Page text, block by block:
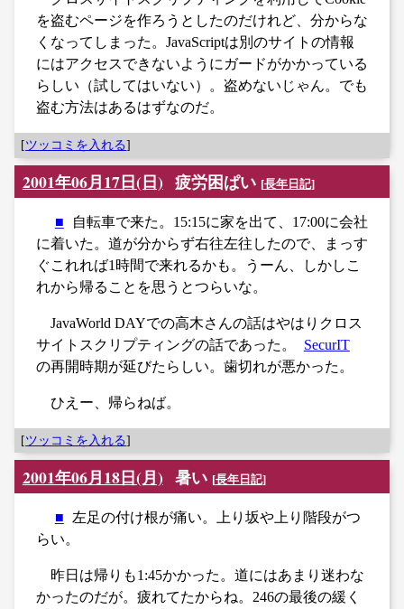
を盗むページを作ろうとしたのだけれど、分からな
くなってしまった。JavaScriptは別のサイトの情報
にはアクセスできないようにガードがかかっている
らしい（試してはいない）。盗めないじゃん。でも
盗む方法はあるはずなのだ。
[ツッコミを入れる]
2001年06月17日(日) 疲労困ぱい [長年日記]
■
自転車で来た。15:15に家を出て、17:00に会社
に着いた。道が分からず右往左往したので、まっす
ぐこれれば1時間で来れるかも。うーん、しかしこ
れから帰ることを思うとつらいな。
JavaWorld DAYでの高木さんの話はやはりクロス
サイトスクリプティングの話であった。
SecurIT
の再開時期が延びたらしい。歯切れが悪かった。
ひえー、帰らねば。
[ツッコミを入れる]
2001年06月18日(月) 暑い [長年日記]
■
左足の付け根が痛い。上り坂や上り階段がつ
らい。
昨日は帰りも1:45かかった。道にはあまり迷わな
かったのだが。疲れてたからね。246の最後の緩く